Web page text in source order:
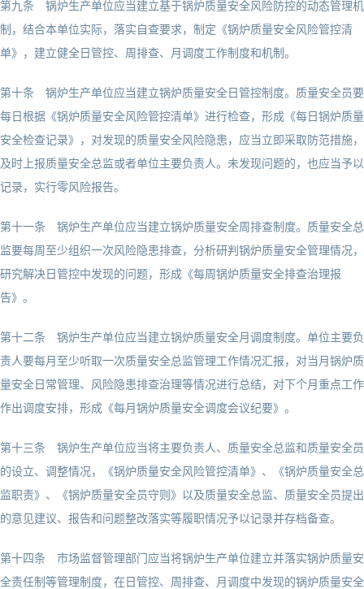
第九条 锅炉生产单位应当建立基于锅炉质量安全风险防控的动态管理机
制，结合本单位实际，落实自查要求，制定《锅炉质量安全风险管控清
单》，建立健全日管控、周排查、月调度工作制度和机制。
第十条 锅炉生产单位应当建立锅炉质量安全日管控制度。质量安全员要
每日根据《锅炉质量安全风险管控清单》进行检查，形成《每日锅炉质量
安全检查记录》，对发现的质量安全风险隐患，应当立即采取防范措施，
及时上报质量安全总监或者单位主要负责人。未发现问题的，也应当予以
记录，实行零风险报告。
第十一条 锅炉生产单位应当建立锅炉质量安全周排查制度。质量安全总
监要每周至少组织一次风险隐患排查，分析研判锅炉质量安全管理情况，
研究解决日管控中发现的问题，形成《每周锅炉质量安全排查治理报
告》。
第十二条 锅炉生产单位应当建立锅炉质量安全月调度制度。单位主要负
责人要每月至少听取一次质量安全总监管理工作情况汇报，对当月锅炉质
量安全日常管理、风险隐患排查治理等情况进行总结，对下个月重点工作
作出调度安排，形成《每月锅炉质量安全调度会议纪要》。
第十三条 锅炉生产单位应当将主要负责人、质量安全总监和质量安全员
的设立、调整情况，《锅炉质量安全风险管控清单》、《锅炉质量安全总
监职责》、《锅炉质量安全员守则》以及质量安全总监、质量安全员提出
的意见建议、报告和问题整改落实等履职情况予以记录并存档备查。
第十四条 市场监督管理部门应当将锅炉生产单位建立并落实锅炉质量安
全责任制等管理制度，在日管控、周排查、月调度中发现的锅炉质量安全